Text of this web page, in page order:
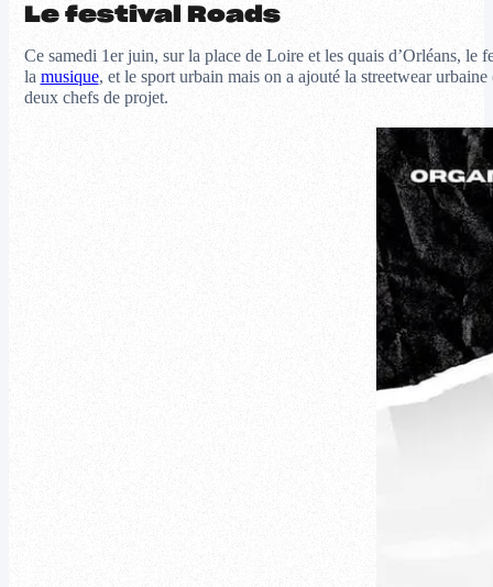
Le festival Roads
Ce samedi 1er juin, sur la place de Loire et les quais d’Orléans, le
la musique, et le sport urbain mais on a ajouté la streetwear
deux chefs de projet.